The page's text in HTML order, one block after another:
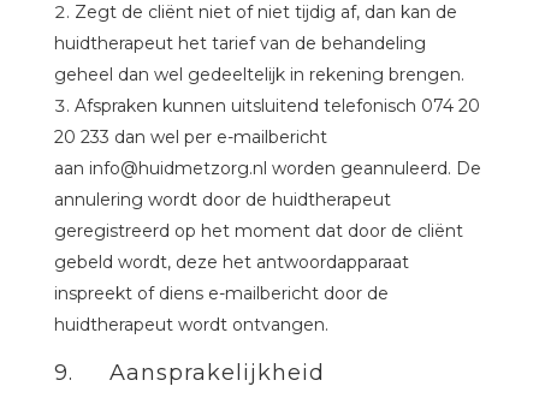
Zegt de cliënt niet of niet tijdig af, dan kan de
huidtherapeut het tarief van de behandeling
geheel dan wel gedeeltelijk in rekening brengen.
Afspraken kunnen uitsluitend telefonisch 074 20
20 233 dan wel per e-mailbericht
aan info@huidmetzorg.nl worden geannuleerd. De
annulering wordt door de huidtherapeut
geregistreerd op het moment dat door de cliënt
gebeld wordt, deze het antwoordapparaat
inspreekt of diens e-mailbericht door de
huidtherapeut wordt ontvangen.
9. Aansprakelijkheid